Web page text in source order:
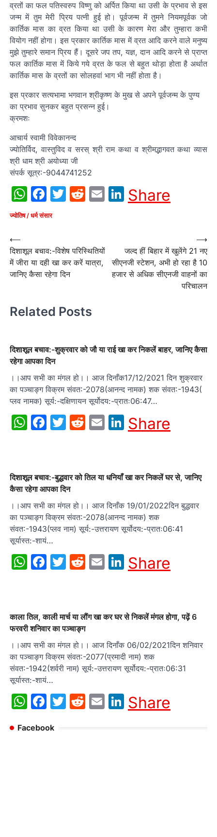
व्रतों का फल पतिस्वरुप विष्णु को अर्पित किया था उसी के प्रभाव से इस
जन्म में तुम मेरी प्रिय पत्नी हुई हो। पूर्वजन्म में तुमने नियमपूर्वक जो
कार्तिक मास का व्रत किया था उसी के कारण मेरा और तुम्हारा कभी
वियोग नहीं होगा। इस प्रकार कार्तिक मास में व्रत आदि करने वाले मनुष्य
मुझे तुम्हारे समान प्रिय हैं। दूसरे जप तप, यज्ञ, दान आदि करने से प्राप्त
फल कार्तिक मास में किये गये व्रत के फल से बहुत थोड़ा होता है अर्थात
कार्तिक मास के व्रतों का सोलहवां भाग भी नहीं होता है।
इस प्रकार सत्यभामा भगवान श्रीकृष्ण के मुख से अपने पूर्वजन्म के पुण्य
का प्रभाव सुनकर बहुत प्रसन्न हुई।
क्रमशः
आचार्य स्वामी विवेकानन्द
ज्योतिर्विद, वास्तुविद व सरस् श्री राम कथा व श्रीमद्भागवत कथा व्यास
श्री धाम श्री अयोध्या जी
संपर्क सूत्र:-9044741252
WhatsApp
Facebook
Twitter
Reddit
EmailLinkedIn
Share
ज्योतिष / धर्म संसार
Post
navigation
⟵
दिशाशूल बचाव:-विशेष परिस्थितियों
में जीरा या दही खा कर करें यात्रा,
जानिए कैसा रहेगा दिन
जल्द हीं बिहार में खुलेंगे 21 नए
सीएनजी स्टेशन, अभी हो रहा है 10
हजार से अधिक सीएनजी वाहनों का
परिचालन
⟶
Related Posts
दिशाशूल बचाव:-शुक्रवार को जौ या राई खा कर निकलें बाहर, जानिए कैसा
रहेगा आपका दिन
।।आप सभी का मंगल हो।। आज दिनाँक17/12/2021 दिन शुक्रवार
का पञ्चाङ्ग विक्रम संवत:-2078(आनन्द नामक) शक संवत:-1943(
प्लव नामक) सूर्य:-दक्षिणायन सूर्योदय:-प्रातः06:47…
WhatsApp
Facebook
Twitter
Reddit
EmailLinkedIn
Share
दिशाशूल बचाव:-बुद्धवार को तिल या धनियाँ खा कर निकलें घर से, जानिए
कैसा रहेगा आपका दिन
।।आप सभी का मंगल हो।। आज दिनाँक 19/01/2022दिन बुद्धवार
का पञ्चाङ्ग विक्रम संवत:-2078(आनन्द नामक) शक
संवत:-1943(प्लव नाम) सूर्य:-उत्तरायण सूर्योदय:-प्रातः06:41
सूर्यास्त:-शायं…
WhatsApp
Facebook
Twitter
Reddit
EmailLinkedIn
Share
काला तिल, काली मार्च या लौंग खा कर घर से निकलें मंगल होगा, पढ़ें 6
फरवरी शनिवार का पञ्चाङ्ग
।।आप सभी का मंगल हो।। आज दिनाँक 06/02/2021दिन शनिवार
का पञ्चाङ्ग विक्रम संवत:-2077(प्रमादी नाम) शक
संवत:-1942(शर्वरी नाम) सूर्य:-उत्तरायण सूर्योदय:-प्रातः06:31
सूर्यास्त:-शायं…
WhatsApp
Facebook
Twitter
Reddit
EmailLinkedIn
Share
Facebook